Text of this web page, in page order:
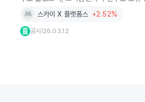
스카이 X 플랫폼스 +2.52%
공시 26.03.12